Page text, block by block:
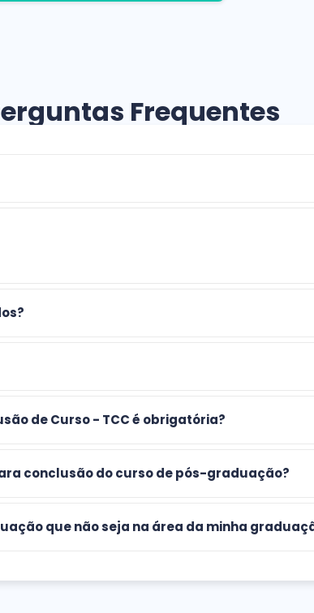
Frequentes
de Curso - TCC é obrigatória?
conclusão do curso de pós-graduação?
que não seja na área da minha